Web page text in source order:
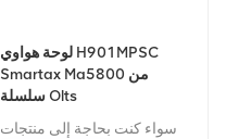
لوحة هواوي H901MPSC
Smartax Ma5800 من
سلسلة Olts
سواء كنت بحاجة إلى منتجات